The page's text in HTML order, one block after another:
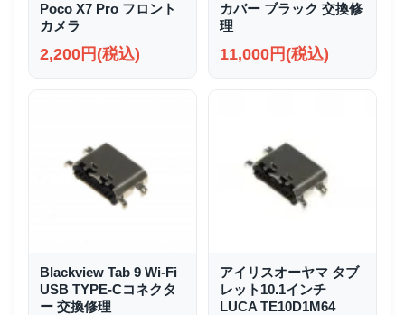
Poco X7 Pro フロント
カメラ
2,200円(税込)
カバー ブラック 交換修
理
11,000円(税込)
Blackview Tab 9 Wi-Fi
USB TYPE-Cコネクタ
ー 交換修理
アイリスオーヤマ タブ
レット10.1インチ
LUCA TE10D1M64